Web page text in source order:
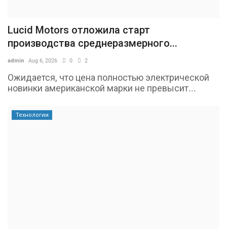
Lucid Motors отложила старт
производства среднеразмерного...
admin Aug 6, 2026 0 2
Ожидается, что цена полностью электрической
новинки американской марки не превысит...
Технологии